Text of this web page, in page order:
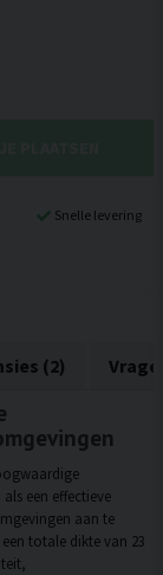
Snelle levering
(2)
een effectieve
aan te
totale dikte van 23